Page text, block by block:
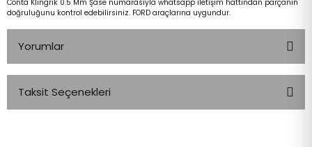
Conta Klıngrık 0.5 Mm Şase numarasıyla whatsapp iletişim hattından parçanın
doğruluğunu kontrol edebilirsiniz. FORD araçlarına uygundur.
Yorumlar
Taksit Seçenekleri